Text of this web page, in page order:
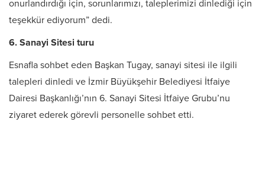
onurlandırdığı için, sorunlarımızı, taleplerimizi dinlediği için
teşekkür ediyorum” dedi.
6. Sanayi Sitesi turu
Esnafla sohbet eden Başkan Tugay, sanayi sitesi ile ilgili
talepleri dinledi ve İzmir Büyükşehir Belediyesi İtfaiye
Dairesi Başkanlığı’nın 6. Sanayi Sitesi İtfaiye Grubu’nu
ziyaret ederek görevli personelle sohbet etti.